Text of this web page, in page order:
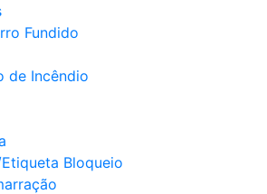
Fundido
de Incêndio
Bloqueio